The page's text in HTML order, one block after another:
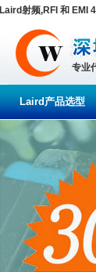
Laird射频,RFI 和 EMI
专业
Laird产品选型